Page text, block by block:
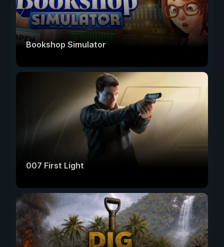
Bookshop Simulator
007 First Light